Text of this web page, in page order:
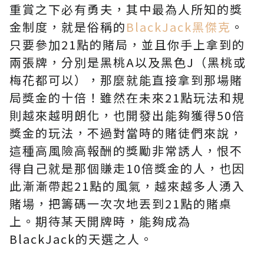
重賞之下必有勇夫，其中最為人所知的獎
金制度，就是俗稱的BlackJack黑傑克 。
只要參加21點的賭局，並且你手上拿到的
兩張牌，分別是黑桃A以及黑色J（黑桃或
梅花都可以），那麼就能直接拿到那場賭
局獎金的十倍！雖然在未來21點玩法和規
則越來越明朗化，也開發出能夠獲得50倍
獎金的玩法，不過對當時的賭徒們來說，
這種高風險高報酬的獎勵非常誘人，恨不
得自己就是那個賺走10倍獎金的人，也因
此漸漸帶起21點的風氣，越來越多人湧入
賭場，把籌碼一次次地丟到21點的賭桌
上。期待某天開牌時，能夠成為
BlackJack的天選之人。